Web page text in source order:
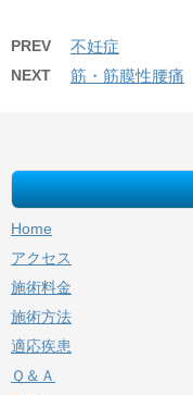
PREV 不妊症
NEXT 筋・筋膜性腰痛
Home
アクセス
施術料金
施術方法
適応疾患
Ｑ＆Ａ